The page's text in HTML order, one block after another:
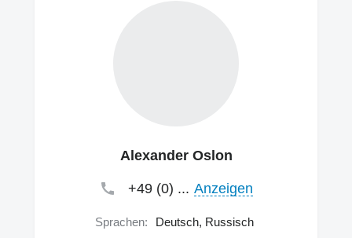
Alexander Oslon
+49 (0) ... Anzeigen
Sprachen: Deutsch, Russisch